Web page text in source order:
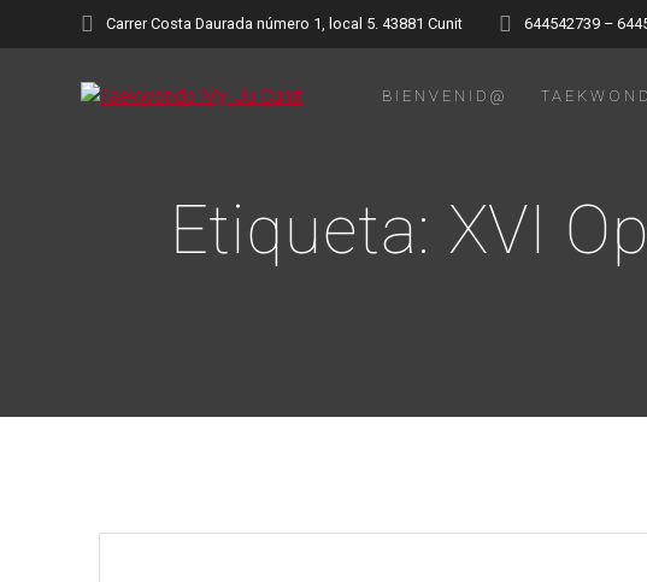
Carrer Costa Daurada número 1, local 5. 43881 Cunit 644542739 –
BIENVENID@
Etiqueta: XVI